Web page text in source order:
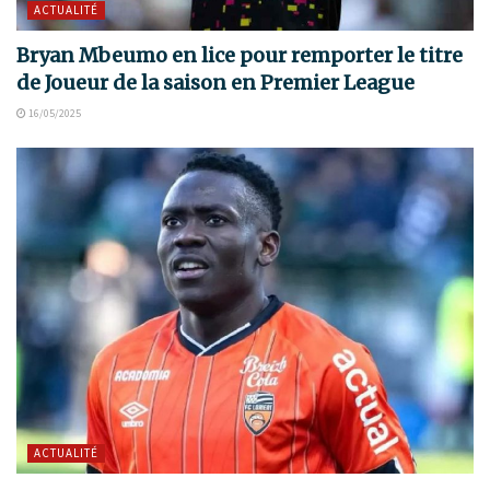
ACTUALITÉ
Bryan Mbeumo en lice pour remporter le titre
de Joueur de la saison en Premier League
16/05/2025
ACTUALITÉ